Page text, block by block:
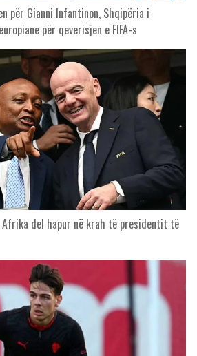
për Gianni Infantinon, Shqipëria i
për qeverisjen e FIFA-s
Afrika del hapur në krah të presidentit të